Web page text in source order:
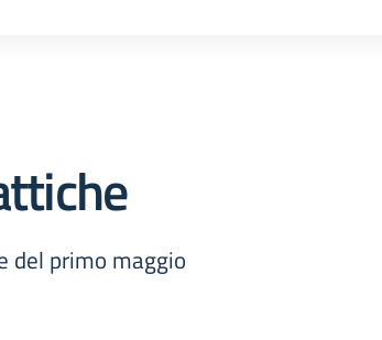
del primo maggio